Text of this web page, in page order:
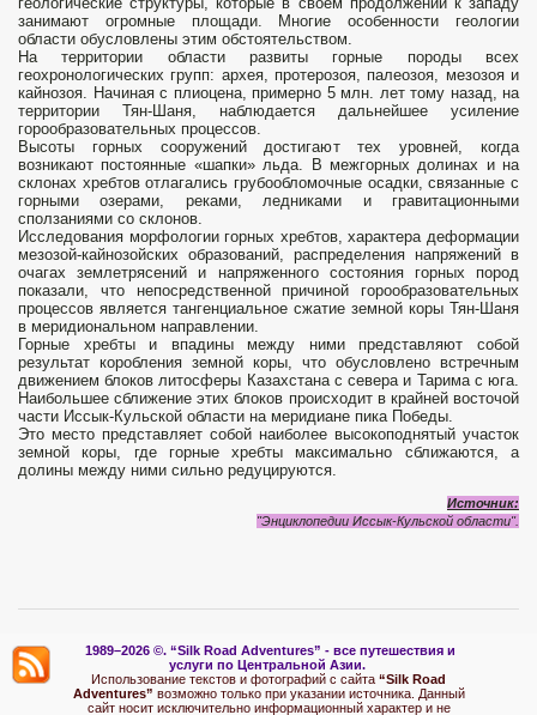
занимают огромные площади. Многие особенности геологии
области обусловлены этим обстоятельством.
На территории области развиты горные породы всех
геохронологических групп: архея, протерозоя, палеозоя, мезозоя и
кайнозоя. Начиная с плиоцена, примерно 5 млн. лет тому назад, на
территории Тян-Шаня, наблюдается дальнейшее усиление
горообразовательных процессов.
Высоты горных сооружений достигают тех уровней, когда
возникают пос­тоянные «шапки» льда. В межгорных долинах и на
склонах хребтов отлагались грубообломочные осадки, связанные с
горными озерами, реками, ледниками и гравитационными
сползаниями со склонов.
Исследования морфологии горных хребтов, характера деформации
мезозой-кайнозойских образований, распределения напряжений в
очагах землетрясений и напряженного состояния горных пород
показали, что непосредственной причиной горообразовательных
процессов является тангенциальное сжатие земной коры Тян-Шаня
в меридиональном направлении.
Горные хребты и впадины между ними представляют собой
результат коробления земной коры, что обусловлено встречным
движением блоков литосферы Казахстана с севера и Тарима с юга.
Наибольшее сближение этих блоков происходит в крайней восточой
части Иссык-Кульской области на меридиане пика Победы.
Это место представляет собой наиболее высокоподнятый участок
земной коры, где горные хребты максимально сближаются, а
долины между ними сильно редуцируются.
Источник:
"Энциклопедии Иссык-Кульской области".
1989–2026 ©. “Silk Road Adventures” - все путешествия и
услуги по Центральной Азии.
Использование текстов и фотографий с сайта “Silk Road
Adventures” возможно только при указании источника. Данный
сайт носит исключительно информационный характер и не